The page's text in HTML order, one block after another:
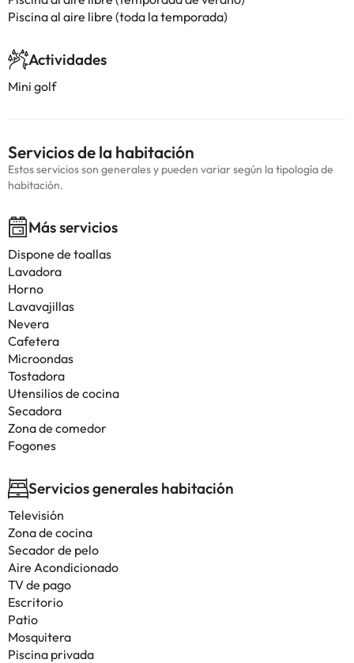
Piscina al aire libre (toda la temporada)
Actividades
Mini golf
Servicios de la habitación
Estos servicios son generales y pueden variar según la tipología de
habitación.
Más servicios
Dispone de toallas
Lavadora
Horno
Lavavajillas
Nevera
Cafetera
Microondas
Tostadora
Utensilios de cocina
Secadora
Zona de comedor
Fogones
Servicios generales habitación
Televisión
Zona de cocina
Secador de pelo
Aire Acondicionado
TV de pago
Escritorio
Patio
Mosquitera
Piscina privada